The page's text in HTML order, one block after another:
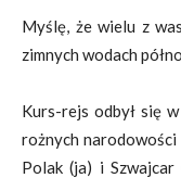
Myślę, że wielu z
zimnych wodach
Kurs-rejs odbył się
rożnych
Polak (ja) i